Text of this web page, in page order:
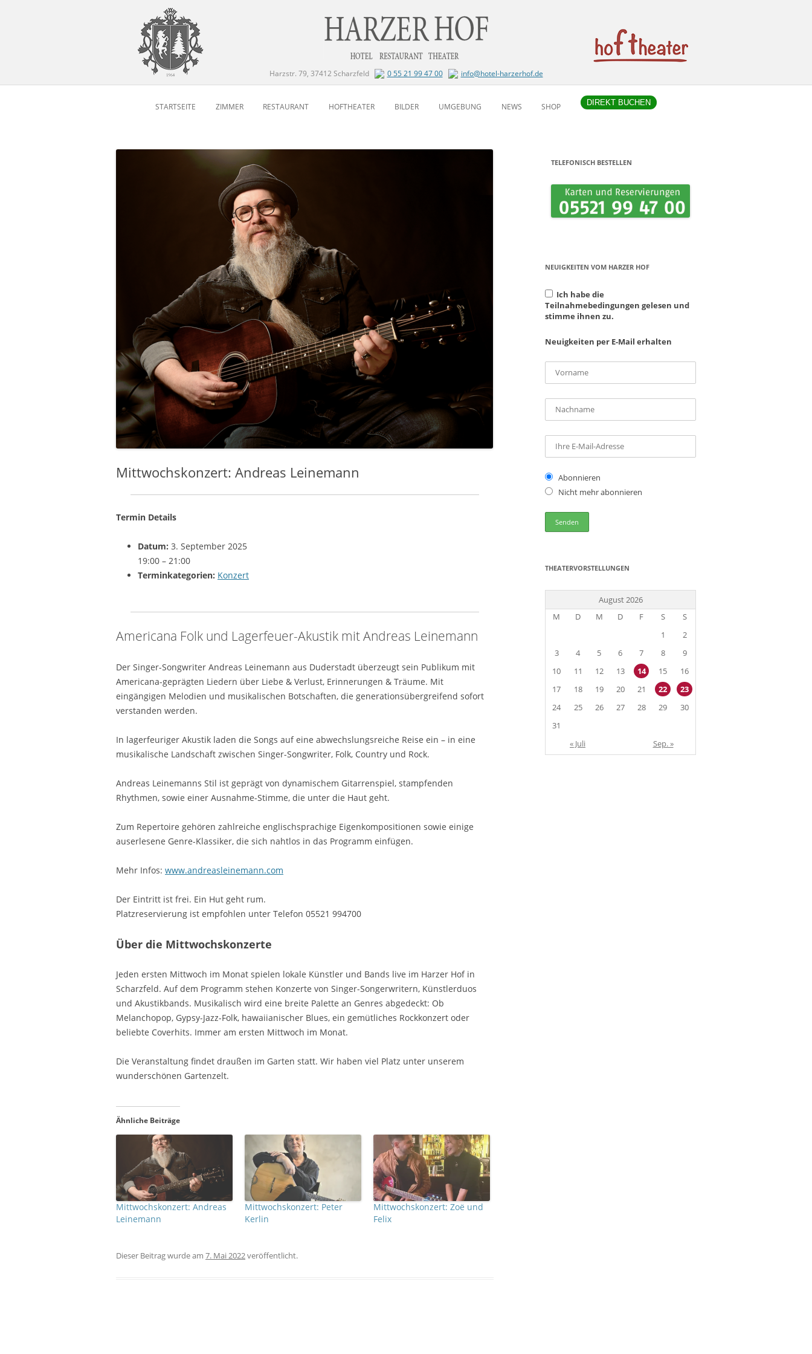
Harzstr. 79, 37412 Scharzfeld 0 55 21 99 47 00 info@hotel-harzerhof.de
STARTSEITE ZIMMER RESTAURANT HOFTHEATER BILDER UMGEBUNG NEWS SHOP DIREKT BUCHEN
Mittwochskonzert: Andreas Leinemann
Termin Details
Datum: 3. September 2025
19:00 – 21:00
Terminkategorien: Konzert
Americana Folk und Lagerfeuer-Akustik mit Andreas Leinemann
Der Singer-Songwriter Andreas Leinemann aus Duderstadt überzeugt sein Publikum mit
Americana-geprägten Liedern über Liebe & Verlust, Erinnerungen & Träume. Mit
eingängigen Melodien und musikalischen Botschaften, die generationsübergreifend sofort
verstanden werden.
In lagerfeuriger Akustik laden die Songs auf eine abwechslungsreiche Reise ein – in eine
musikalische Landschaft zwischen Singer-Songwriter, Folk, Country und Rock.
Andreas Leinemanns Stil ist geprägt von dynamischem Gitarrenspiel, stampfenden
Rhythmen, sowie einer Ausnahme-Stimme, die unter die Haut geht.
Zum Repertoire gehören zahlreiche englischsprachige Eigenkompositionen sowie einige
auserlesene Genre-Klassiker, die sich nahtlos in das Programm einfügen.
Mehr Infos: www.andreasleinemann.com
Der Eintritt ist frei. Ein Hut geht rum.
Platzreservierung ist empfohlen unter Telefon 05521 994700
Über die Mittwochskonzerte
Jeden ersten Mittwoch im Monat spielen lokale Künstler und Bands live im Harzer Hof in
Scharzfeld. Auf dem Programm stehen Konzerte von Singer-Songerwritern, Künstlerduos
und Akustikbands. Musikalisch wird eine breite Palette an Genres abgedeckt: Ob
Melanchopop, Gypsy-Jazz-Folk, hawaiianischer Blues, ein gemütliches Rockkonzert oder
beliebte Coverhits. Immer am ersten Mittwoch im Monat.
Die Veranstaltung findet draußen im Garten statt. Wir haben viel Platz unter unserem
wunderschönen Gartenzelt.
Ähnliche Beiträge
Mittwochskonzert: Andreas
Leinemann
Mittwochskonzert: Peter
Kerlin
Mittwochskonzert: Zoë und
Felix
Dieser Beitrag wurdeam 7. Mai 2022veröffentlicht.
TELEFONISCH BESTELLEN
NEUIGKEITEN VOM HARZER HOF
Ich habe die
Teilnahmebedingungen gelesen und
stimme ihnen zu.
Neuigkeiten per E-Mail erhalten
Abonnieren
Nicht mehr abonnieren
THEATERVORSTELLUNGEN
August 2026
M
D M D F S
S
1
2
3
4 5 6 7 8
9
10
11 12 13 14 15
16
17
18 19 20 21 22
23
24
25 26 27 28 29
30
31
« Juli
Sep. »